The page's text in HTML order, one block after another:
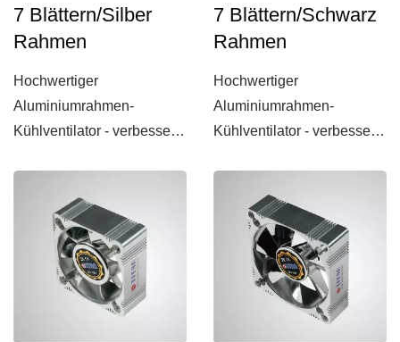
7 Blättern/Silber
Rahmen
Hochwertiger
Aluminiumrahmen-
Kühlventilator - verbesserte
7 Blättern/Schwarz
Rahmen
Hochwertiger
Aluminiumrahmen-
Kühlventilator - verbesserte